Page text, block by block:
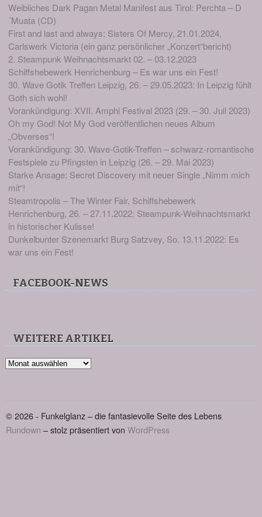
Weibliches Dark Pagan Metal Manifest aus Tirol: Perchta – D
´Muata (CD)
First and last and always: Sisters Of Mercy, 21.01.2024,
Carlswerk Victoria (ein ganz persönlicher „Konzert“bericht)
2. Steampunk Weihnachtsmarkt 02. – 03.12.2023
Schiffshebewerk Henrichenburg – Es war uns ein Fest!
30. Wave Gotik Treffen Leipzig, 26. – 29.05.2023: In Leipzig fühlt
Goth sich wohl!
Vorankündigung: XVII. Amphi Festival 2023 (29. – 30. Juli 2023)
Oh my God! Not My God veröffentlichen neues Album
„Obverses“!
Vorankündigung: 30. Wave-Gotik-Treffen – schwarz-romantische
Festspiele zu Pfingsten in Leipzig (26. – 29. Mai 2023)
Starke Ansage: Secret Discovery mit neuer Single „Nimm mich
mit“!
Steamtropolis – The Winter Fair, Schiffshebewerk
Henrichenburg, 26. – 27.11.2022: Steampunk-Weihnachtsmarkt
in historischer Kulisse!
Dunkelbunter Szenemarkt Burg Satzvey, So. 13.11.2022: Es
war uns ein Fest!
FACEBOOK-NEWS
WEITERE ARTIKEL
Weitere
© 2026 - Funkelglanz – die fantasievolle Seite des Lebens
Rundown – stolz präsentiert von WordPress